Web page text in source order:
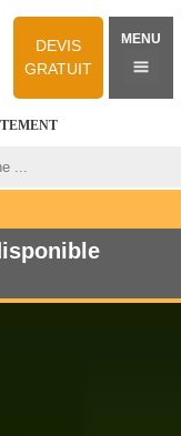
DEVIS
GRATUIT
MENU